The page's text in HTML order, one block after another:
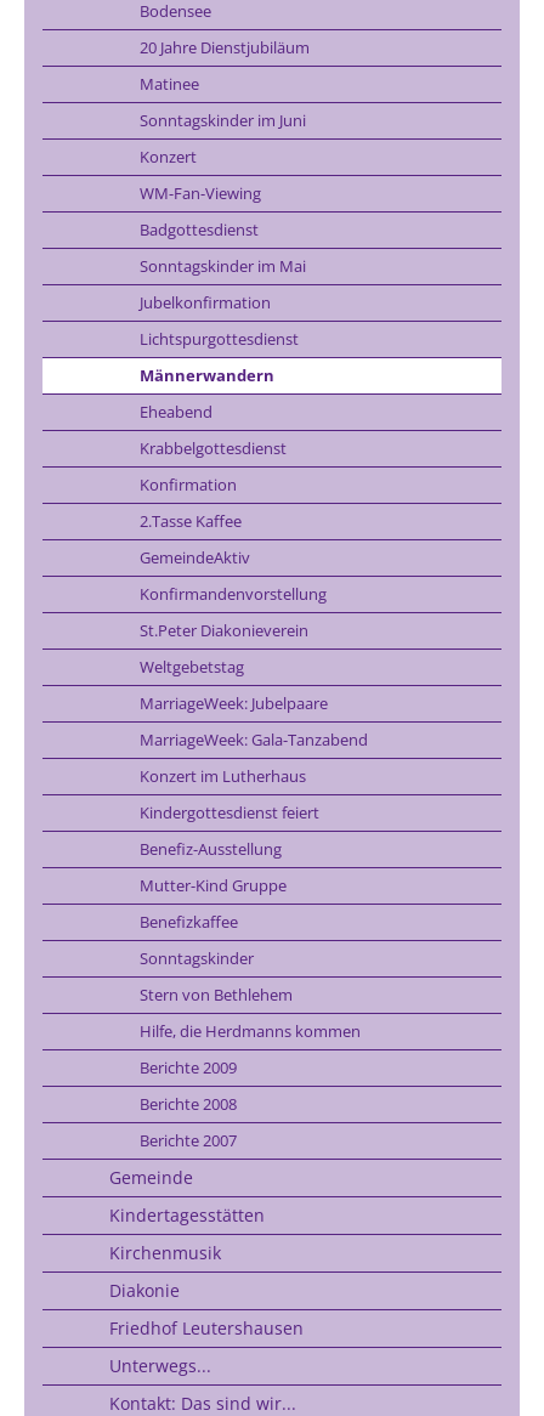
Bodensee
20 Jahre Dienstjubiläum
Matinee
Sonntagskinder im Juni
Konzert
WM-Fan-Viewing
Badgottesdienst
Sonntagskinder im Mai
Jubelkonfirmation
Lichtspurgottesdienst
Männerwandern
Eheabend
Krabbelgottesdienst
Konfirmation
2.Tasse Kaffee
GemeindeAktiv
Konfirmandenvorstellung
St.Peter Diakonieverein
Weltgebetstag
MarriageWeek: Jubelpaare
MarriageWeek: Gala-Tanzabend
Konzert im Lutherhaus
Kindergottesdienst feiert
Benefiz-Ausstellung
Mutter-Kind Gruppe
Benefizkaffee
Sonntagskinder
Stern von Bethlehem
Hilfe, die Herdmanns kommen
Berichte 2009
Berichte 2008
Berichte 2007
Gemeinde
Kindertagesstätten
Kirchenmusik
Diakonie
Friedhof Leutershausen
Unterwegs...
Kontakt: Das sind wir...